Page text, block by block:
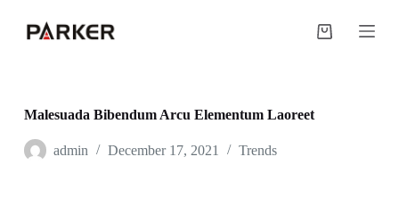
n
Shopping
Malesuada Bibendum Arcu Elementum Laoreet
admin December 17, 2021 Trends